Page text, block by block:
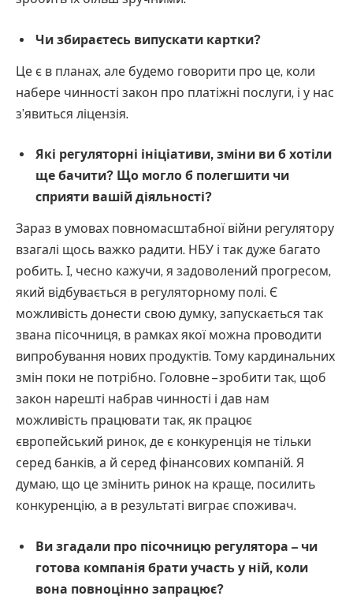
Чи збираєтесь випускати картки?
Це є в планах, але будемо говорити про це, коли
набере чинності закон про платіжні послуги, і у нас
зʼявиться ліцензія.
Які регуляторні ініціативи, зміни ви б хотіли
ще бачити? Що могло б полегшити чи
сприяти вашій діяльності?
Зараз в умовах повномасштабної війни регулятору
взагалі щось важко радити. НБУ і так дуже багато
робить. І, чесно кажучи, я задоволений прогресом,
який відбувається в регуляторному полі. Є
можливість донести свою думку, запускається так
звана пісочниця, в рамках якої можна проводити
випробування нових продуктів. Тому кардинальних
змін поки не потрібно. Головне – зробити так, щоб
закон нарешті набрав чинності і дав нам
можливість працювати так, як працює
європейський ринок, де є конкуренція не тільки
серед банків, а й серед фінансових компаній. Я
думаю, що це змінить ринок на краще, посилить
конкуренцію, а в результаті виграє споживач.
Ви згадали про пісочницю регулятора – чи
готова компанія брати участь у ній, коли
вона повноцінно запрацює?